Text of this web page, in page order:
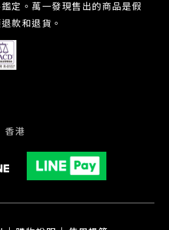
定。萬一發現售出的商品是假
款和退貨。
香港